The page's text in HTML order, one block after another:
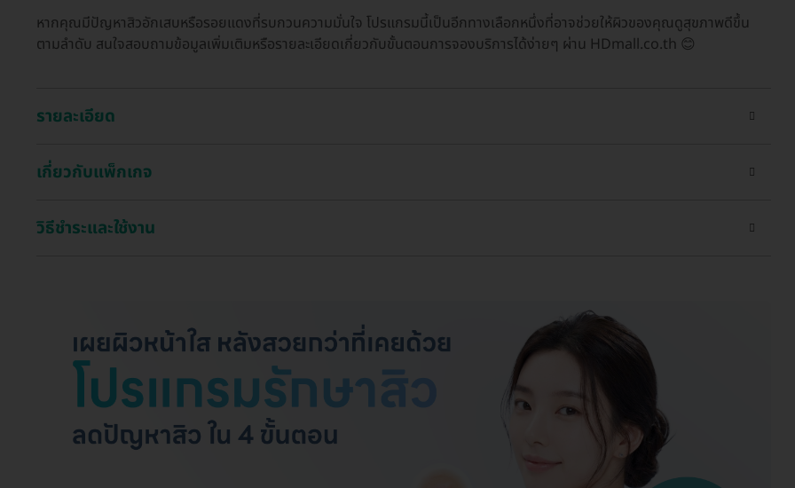
หากคุณมีปัญหาสิวอักเสบหรือรอยแดงที่รบกวนความมั่นใจ โปรแกรมนี้เป็นอีกทางเลือกหนึ่งที่อาจช่วยให้ผิวของคุณดูสุขภาพดีขึ้น
ตามลำดับ สนใจสอบถามข้อมูลเพิ่มเติมหรือรายละเอียดเกี่ยวกับขั้นตอนการจองบริการได้ง่ายๆ ผ่าน HDmall.co.th 😊
รายละเอียด
เกี่ยวกับแพ็กเกจ
วิธีชำระและใช้งาน